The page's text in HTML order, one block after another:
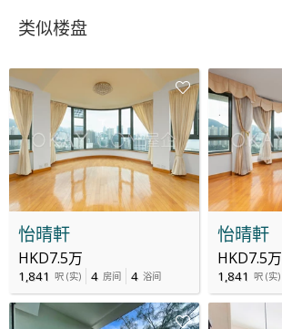
类似楼盘
怡晴軒
HKD7.5万
1,841 呎 (实) 4 房间 4 浴间
怡晴軒
HKD7.5万
1,841 呎 (实)